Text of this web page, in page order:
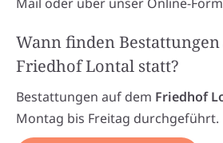
Wann finden
Friedhof Lontal statt?
Bestattungen auf dem Friedhof
Montag bis Freitag durchgeführt.